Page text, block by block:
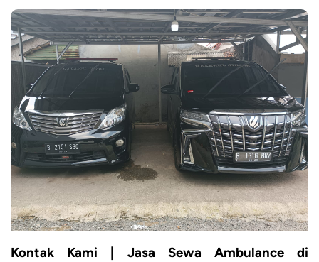
Kontak Kami | Jasa Sewa Ambulance di